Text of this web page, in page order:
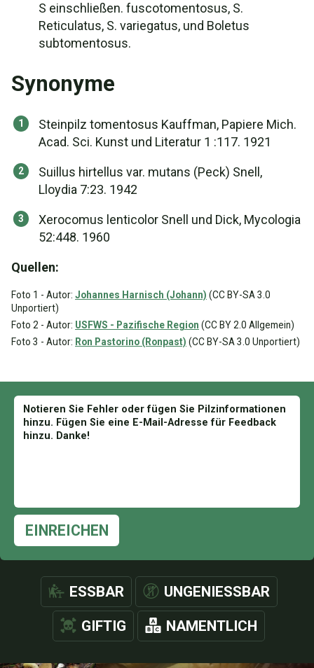
S einschließen. fuscotomentosus, S.
Reticulatus, S. variegatus, und Boletus
subtomentosus.
Synonyme
Steinpilz tomentosus Kauffman, Papiere Mich.
Acad. Sci. Kunst und Literatur 1 :117. 1921
Suillus hirtellus var. mutans (Peck) Snell,
Lloydia 7:23. 1942
Xerocomus lenticolor Snell und Dick, Mycologia
52:448. 1960
Quellen:
Foto 1 - Autor: Johannes Harnisch (Johann) (CC BY-SA 3.0
Unportiert)
Foto 2 - Autor: USFWS - Pazifische Region (CC BY 2.0 Allgemein)
Foto 3 - Autor: Ron Pastorino (Ronpast) (CC BY-SA 3.0 Unportiert)
EINREICHEN
ESSBAR UNGENIESSBAR
GIFTIG NAMENTLICH